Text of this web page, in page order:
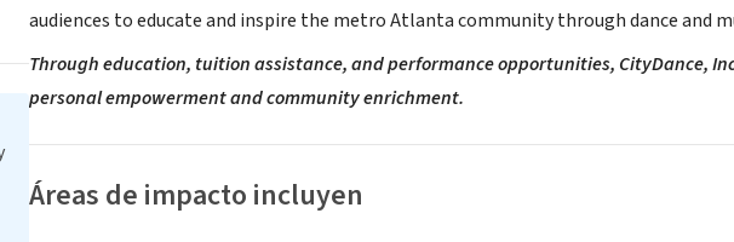
audiences to educate and inspire the metro Atlanta community through dance and
Through education, tuition assistance, and performance opportunities, CityDance,
personal empowerment and community enrichment.
Áreas de impacto incluyen